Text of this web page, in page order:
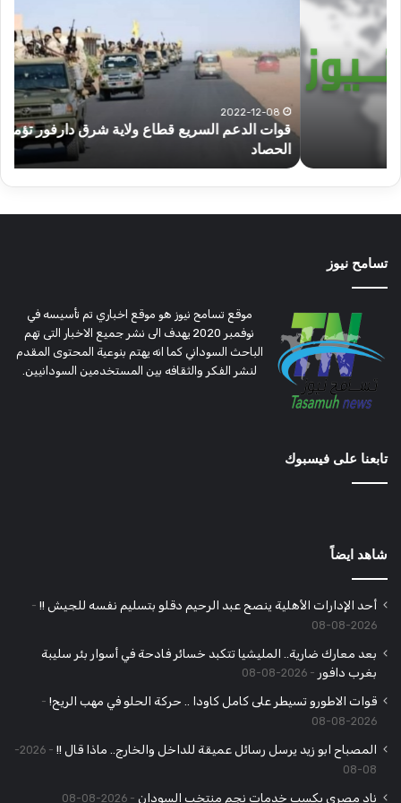
السريع
قطاع
ولاية
شرق
دارفور
تؤمن2022-12-08
قوات الدعم السريع قطاع ولاية شرق دارفور تؤمن موسم
تسامح نيوز
موقع تسامح نيوز هو موقع اخباري تم تأسيسه في
نوفمبر 2020 يهدف الى نشر جميع الاخبار التى تهم
الباحث السوداني كما انه يهتم بنوعية المحتوى المقدم
لنشر الفكر والثقافه بين المستخدمين السودانيين.
تابعنا على فيسبوك
شاهد ايضاً
أحد الإدارات الأهلية ينصح عبد الرحيم دقلو بتسليم نفسه للجيش !!
2026-08-08
بعد معارك ضارية.. المليشيا تتكبد خسائر فادحة في أسوار بئر سليبة
بغرب دافور
2026-08-08
قوات الاطورو تسيطر على كامل كاودا .. حركة الحلو في مهب الريح!
2026-08-08
المصباح ابو زيد يرسل رسائل عميقة للداخل والخارج.. ماذا قال !!
2026-
08-08
ناد مصري يكسب خدمات نجم منتخب السودان 2026-08-08